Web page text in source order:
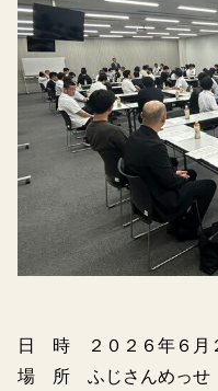
日 時 ２０２６年６月
場 所 ふじさんめっせ